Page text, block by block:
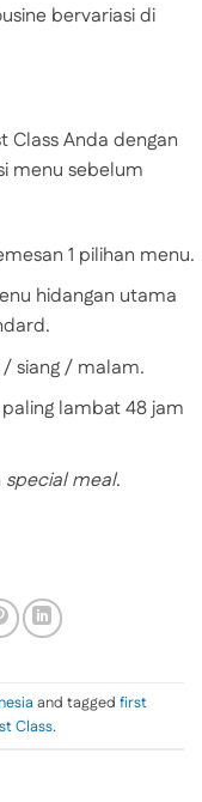
bervariasi di
Class Anda dengan
menu sebelum
1 pilihan menu.
hidangan utama
siang / malam.
lambat 48 jam
special meal.
and tagged first
Class.